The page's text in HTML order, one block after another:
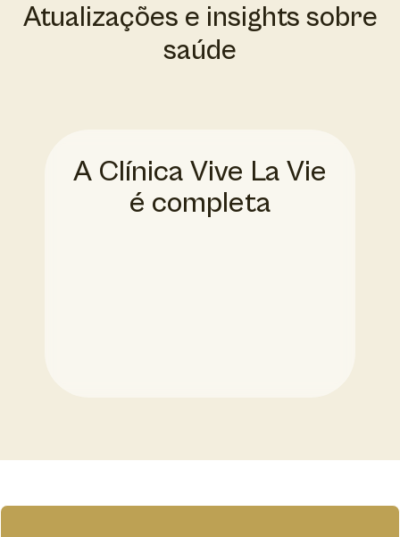
Atualizações e insights sobre
saúde
A Clínica Vive La Vie
é completa